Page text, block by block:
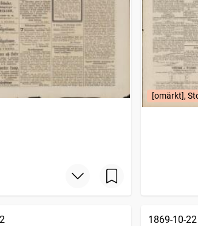
[omärkt],
1869-10-22